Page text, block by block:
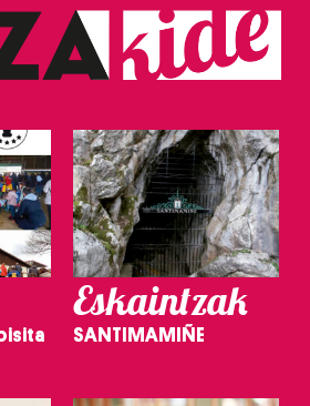
Eskaintzak
SANTIMAMIÑE